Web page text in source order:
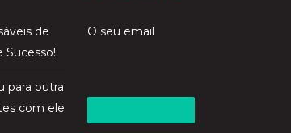
de
Sucesso!
para outra
com ele
O seu email